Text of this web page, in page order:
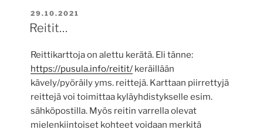
JULKAISTU
29.10.2021
Reitit…
Reittikarttoja on alettu kerätä. Eli tänne:
https://pusula.info/reitit/ keräillään
kävely/pyöräily yms. reittejä. Karttaan piirrettyjä
reittejä voi toimittaa kyläyhdistykselle esim.
sähköpostilla. Myös reitin varrella olevat
mielenkiintoiset kohteet voidaan merkitä